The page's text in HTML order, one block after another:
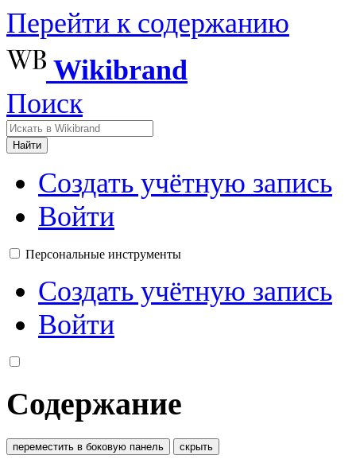
Перейти к содержанию
Wikibrand
Поиск
Найти
Создать учётную запись
Войти
Персональные инструменты
Создать учётную запись
Войти
Содержание
переместить в боковую панель скрыть